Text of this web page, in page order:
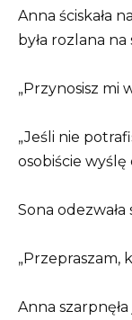
Anna ściskała
była rozlana
„Przynosisz mi
„Jeśli nie
osobiście wyślę
Sona odezwała
„Przepraszam,
Anna szarpnęła